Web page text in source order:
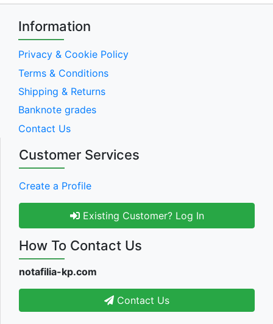
Information
Privacy & Cookie Policy
Terms & Conditions
Shipping & Returns
Banknote grades
Contact Us
Customer Services
Create a Profile
Existing Customer? Log In
How To Contact Us
notafilia-kp.com
Contact Us